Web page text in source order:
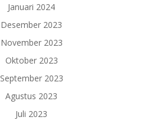
Januari 2024
Desember 2023
November 2023
Oktober 2023
September 2023
Agustus 2023
Juli 2023